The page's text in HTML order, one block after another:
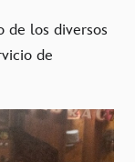
de los diversos
de